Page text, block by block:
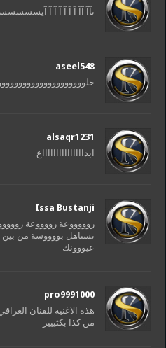
نآآ آآ آ آ آ آ آ آ
aseel548
alsaqr1231
ابداااااااااااااااع
Issa Bustanji
روووووعة رووووعة
تستاهل بووووسة من بين
عيووونك
pro9991000
هذه الاغنية للفنان
من كذا بكثييير